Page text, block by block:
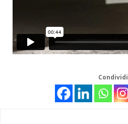
Condividi